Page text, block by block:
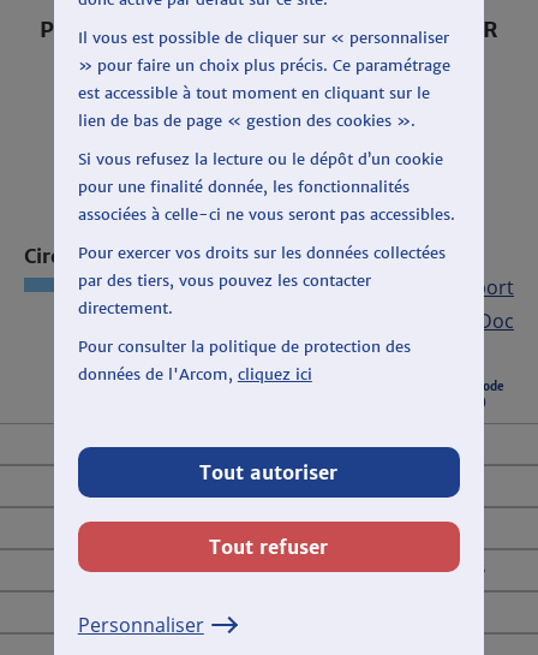
PÉRIODE : DU 3 AU 28 FÉVRIER 2020 SUR
FRANCE CULTURE
Circonscription : MARSEILLE
Export CSV
Export
Open Doc
Listes candidates
Total période
(durée)
00:00:31
00:00:21
LST GHALI SAMIA 00:00:15
Il vous est possible de cliquer sur « personnaliser
» pour faire un choix plus précis. Ce paramétrage
est accessible à tout moment en cliquant sur le
lien de bas de page « gestion des cookies ».
Si vous refusez la lecture ou le dépôt d’un cookie
pour une finalité donnée, les fonctionnalités
associées à celle-ci ne vous seront pas accessibles.
Pour exercer vos droits sur les données collectées
par des tiers, vous pouvez les contacter
directement.
Pour consulter la politique de protection des
données de l'Arcom, cliquez ici
Tout autoriser
Tout refuser
Personnaliser